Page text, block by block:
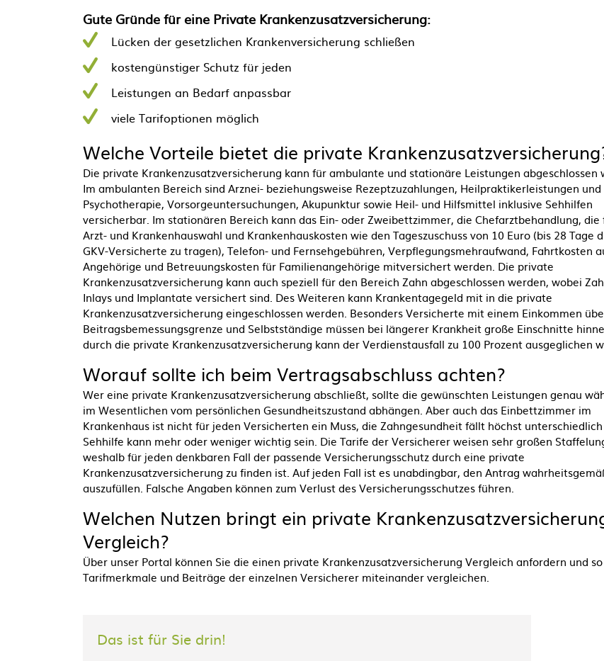
Gute Gründe für eine Private Krankenzusatzversicherung:
Lücken der gesetzlichen Krankenversicherung schließen
kostengünstiger Schutz für jeden
Leistungen an Bedarf anpassbar
viele Tarifoptionen möglich
Welche Vorteile bietet die private
Die private Krankenzusatzversicherung kann für ambulante und stationäre Leistungen abgeschlossen
Im ambulanten Bereich sind Arznei- beziehungsweise Rezeptzuzahlungen, Heilpraktikerleistungen und
Psychotherapie, Vorsorgeuntersuchungen, Akupunktur sowie Heil- und Hilfsmittel inklusive Sehhilfen
versicherbar. Im stationären Bereich kann das Ein- oder Zweibettzimmer, die Chefarztbehandlung, die
Arzt- und Krankenhauswahl und Krankenhauskosten wie den Tageszuschuss von 10 Euro (bis 28 Tage
GKV-Versicherte zu tragen), Telefon- und Fernsehgebühren, Verpflegungsmehraufwand, Fahrtkosten
Angehörige und Betreuungskosten für Familienangehörige mitversichert werden. Die private
Krankenzusatzversicherung kann auch speziell für den Bereich Zahn abgeschlossen werden, wobei
Inlays und Implantate versichert sind. Des Weiteren kann Krankentagegeld mit in die private
Krankenzusatzversicherung eingeschlossen werden. Besonders Versicherte mit einem Einkommen
Beitragsbemessungsgrenze und Selbstständige müssen bei längerer Krankheit große Einschnitte
durch die private Krankenzusatzversicherung kann der Verdienstausfall zu 100 Prozent ausgeglichen
Worauf sollte ich beim Vertragsabschluss achten?
Wer eine private Krankenzusatzversicherung abschließt, sollte die gewünschten Leistungen genau
im Wesentlichen vom persönlichen Gesundheitszustand abhängen. Aber auch das Einbettzimmer im
Krankenhaus ist nicht für jeden Versicherten ein Muss, die Zahngesundheit fällt höchst
Sehhilfe kann mehr oder weniger wichtig sein. Die Tarife der Versicherer weisen sehr großen
weshalb für jeden denkbaren Fall der passende Versicherungsschutz durch eine private
Krankenzusatzversicherung zu finden ist. Auf jeden Fall ist es unabdingbar, den Antrag
auszufüllen. Falsche Angaben können zum Verlust des Versicherungsschutzes führen.
Welchen Nutzen bringt ein private
Vergleich?
Über unser Portal können Sie die einen private Krankenzusatzversicherung Vergleich anfordern und
Tarifmerkmale und Beiträge der einzelnen Versicherer miteinander vergleichen.
Das ist für Sie drin!